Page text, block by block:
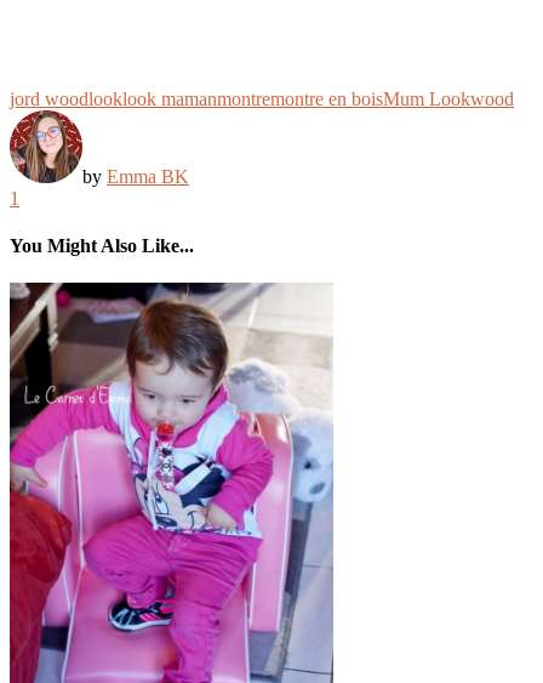
jord woodlooklook mamanmontremontre en boisMum Lookwood
by Emma BK
1
You Might Also Like...